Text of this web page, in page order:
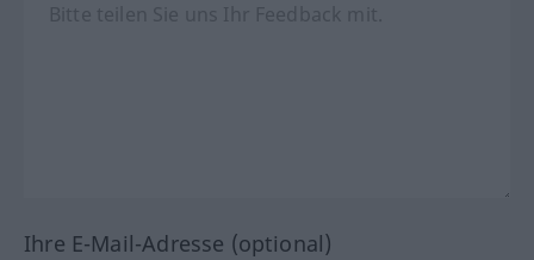
Ihre E-Mail-Adresse (optional)